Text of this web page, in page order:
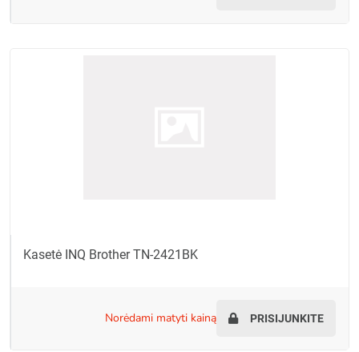
Kasetė INQ Brother TN-2421BK
norėdami matyti kainą PRISIJUNKITE